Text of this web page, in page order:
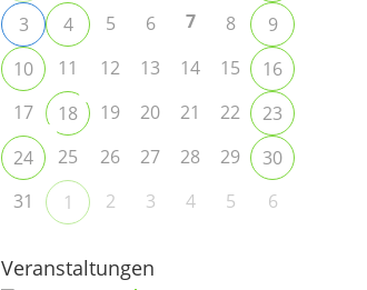
3
4 5 6 7 8
9
10
11 12 13 14 15
16
17
18 19 20 21 22
23
24
25 26 27 28 29
30
31
1 2 3 4 5 6
Veranstaltungen